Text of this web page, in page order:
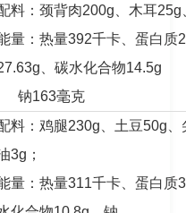
料：颈背肉200g、木耳25g
量：热量392千卡、蛋白质
、碳水化合物14.5g
钠163毫克
料：鸡腿230g、土豆50g
3g；
量：热量311千卡、蛋白质